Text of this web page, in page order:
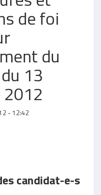
de foi
du
13
- 12:42
candidat-e-s